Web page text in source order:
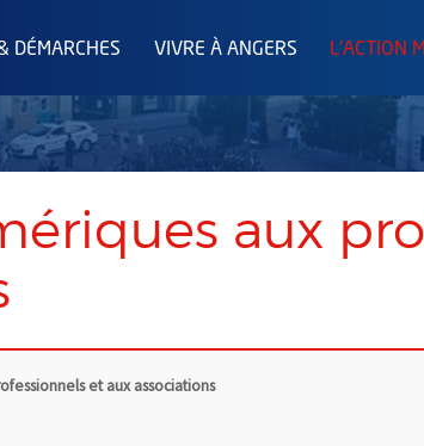
DÉMARCHES VIVRE À ANGERS L'ACTION
aux
et aux associations